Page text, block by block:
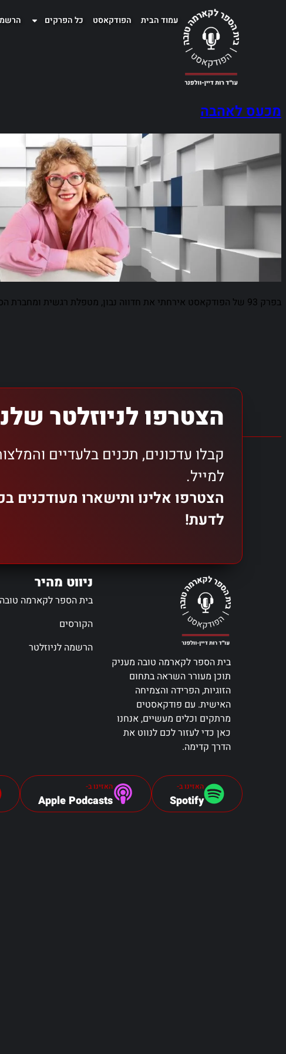
עמוד הבית הפודקאסט כל הפרקים
מכעס לאהבה
בפרק 93 של הפודקאסט אירחתי את חדווה נבון, מטפלת רגשית ומחברת הספר “מכע”ס לאהב”ה” הממפה את הדרך להתמודדות מטיבה עם תופעה של סרבנות ועקשנות מסוג ODD.
הצטרפו לניוזלטר
קבלו עדכונים, תכנים בלעדיים
למייל.
הצטרפו אלינו ותישארו מעודכנים
לדעת!
בית הספר לקארמה טובה מעניק
תוכן מעורר השראה בתחום
הזוגיות, הפרידה והצמיחה
האישית. עם פודקאסטים
מרתקים וכלים מעשיים, אנחנו
כאן כדי לעזור לכם לנווט את
הדרך קדימה.
ניווט מהיר
בית הספר לקארמה טובה
הקורסים
הרשמה לניוזלטר
האזינו ב-
Spotify
האזינו ב-
Apple Podcasts